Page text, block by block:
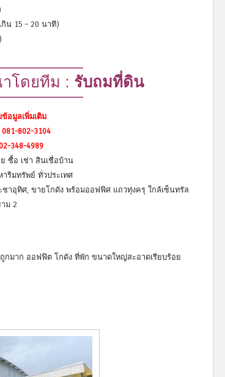
น 15 – 20 นาที)
โดยทีม : รับถมที่ดิน
อมูลเพิ่มเติม
802-3104
348-4989
ซื้อ เช่า สินเชื่อบ้าน
ริมทรัพย์ ทั่วประเทศ
อุทิศ, ขายโกดัง พร้อมออฟฟิศ แถวทุ่งครุ ใกล้เซ็นทรัล
ม 2
กมาก ออฟฟิต โกดัง ที่พัก ขนาดใหญ่สะอาดเรียบร้อย